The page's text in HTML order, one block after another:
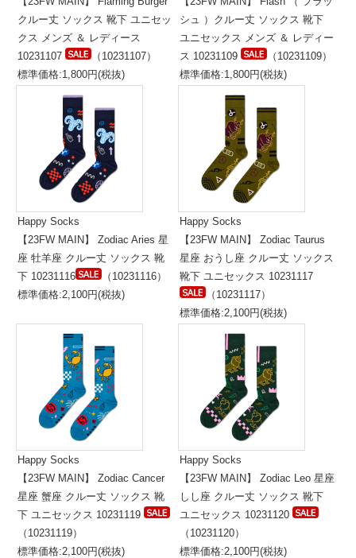
クルー丈 ソックス 靴下 ユニセッ
クス メンズ ＆ レディース
10231107
（10231107）
標準価格:1,800円(税抜)
シュ ）クルー丈 ソックス 靴下
ユニセックス メンズ ＆ レディー
ス 10231109
（10231109）
標準価格:1,800円(税抜)
Happy Socks
【23FW MAIN】 Zodiac Aries 星
座 牡羊座 クルー丈 ソックス 靴
下 10231116
（10231116）
標準価格:2,100円(税抜)
Happy Socks
【23FW MAIN】 Zodiac Taurus
星座 おうし座 クルー丈 ソックス
靴下 ユニセックス 10231117
（10231117）
標準価格:2,100円(税抜)
Happy Socks
【23FW MAIN】 Zodiac Cancer
星座 蟹座 クルー丈 ソックス 靴
下 ユニセックス 10231119
（10231119）
標準価格:2,100円(税抜)
Happy Socks
【23FW MAIN】 Zodiac Leo 星座
しし座 クルー丈 ソックス 靴下
ユニセックス 10231120
（10231120）
標準価格:2,100円(税抜)